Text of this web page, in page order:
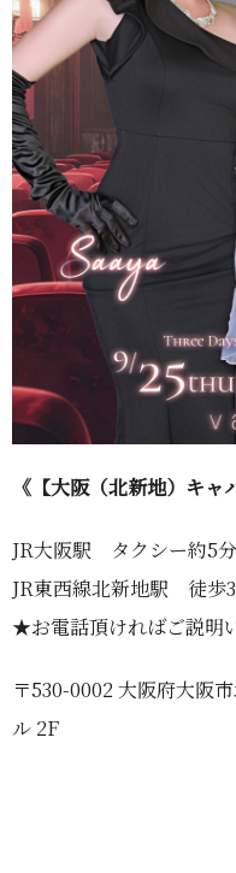
《【大阪（北新地）キ
JR大阪駅 タクシー約5分
JR東西線北新地駅 徒歩
★お電話頂ければご説明
〒530-0002 大阪府大阪
ル 2F